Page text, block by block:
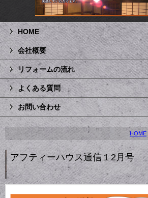
HOME
会社概要
リフォームの流れ
よくある質問
お問い合わせ
HOME
アフティーハウス通信１2月号